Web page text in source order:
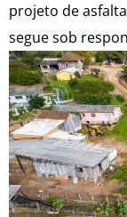
projeto de
segue sob